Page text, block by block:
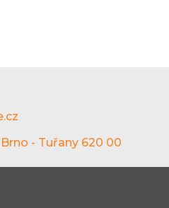
- Tuřany 620 00